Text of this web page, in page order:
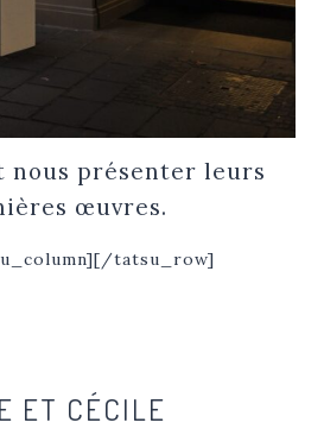
nous présenter leurs
œuvres.
tatsu_row]
ET CÉCILE